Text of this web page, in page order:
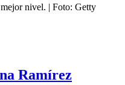
nivel. | Foto: Getty
Ramírez